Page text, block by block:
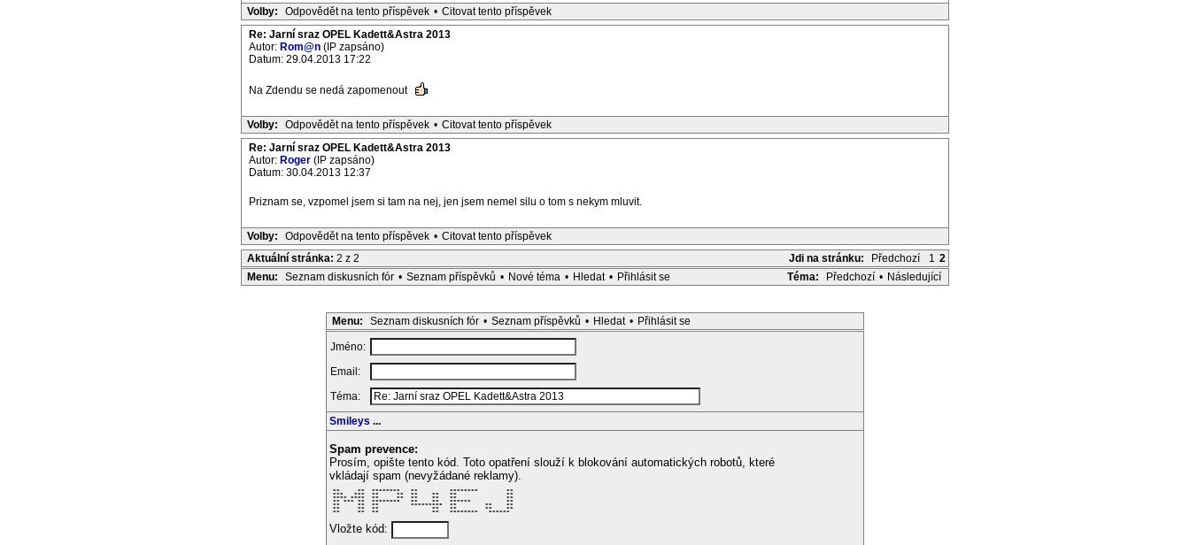
Volby: Odpovědět na tento příspěvek • Citovat tento příspěvek
Re: Jarní sraz OPEL Kadett&Astra 2013
Autor: Rom@n (IP zapsáno)
Datum: 29.04.2013 17:22
Na Zdendu se nedá zapomenout
Volby: Odpovědět na tento příspěvek • Citovat tento příspěvek
Re: Jarní sraz OPEL Kadett&Astra 2013
Autor: Roger (IP zapsáno)
Datum: 30.04.2013 12:37
Priznam se, vzpomel jsem si tam na nej, jen jsem nemel silu o tom s nekym mluvit.
Volby: Odpovědět na tento příspěvek • Citovat tento příspěvek
Jdi na stránku:
Předchozí 1 2
Aktuální stránka: 2 z 2
Téma:
Předchozí • Následující
Menu: Seznam diskusních fór • Seznam příspěvků • Nové téma • Hledat • Přihlásit se
Menu: Seznam diskusních fór • Seznam příspěvků • Hledat • Přihlásit se
Jméno:
Email:
Téma:
Smileys ...
Spam prevence:
Prosím, opište tento kód. Toto opatření slouží k blokování automatických robotů, které
vkládají spam (nevyžádané reklamy).
**     **  ********   **         ********        **
***   ***  **     **  **    **   **              **
**** ****  **     **  **    **   **              **
** *** **  ********   **    **   ******          **
**     **  **         *********  **        **    **
**     **  **               **   **        **    **
**     **  **               **   ********   ******
Vložte kód: